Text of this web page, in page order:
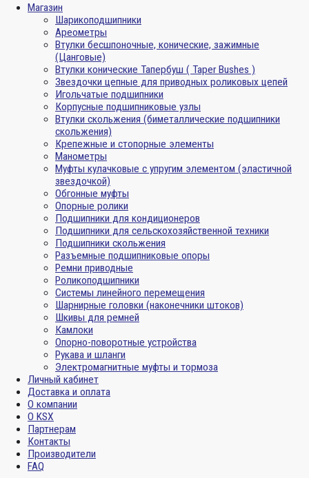
Магазин
Шарикоподшипники
Ареометры
Втулки бесшпоночные, конические, зажимные
(Цанговые)
Втулки конические Тапербуш ( Taper Bushes )
Звездочки цепные для приводных роликовых цепей
Игольчатые подшипники
Корпусные подшипниковые узлы
Втулки скольжения (биметаллические подшипники
скольжения)
Крепежные и стопорные элементы
Манометры
Муфты кулачковые с упругим элементом (эластичной
звездочкой)
Обгонные муфты
Опорные ролики
Подшипники для кондиционеров
Подшипники для сельскохозяйственной техники
Подшипники скольжения
Разъемные подшипниковые опоры
Ремни приводные
Роликоподшипники
Системы линейного перемещения
Шарнирные головки (наконечники штоков)
Шкивы для ремней
Камлоки
Опорно-поворотные устройства
Рукава и шланги
Электромагнитные муфты и тормоза
Личный кабинет
Доставка и оплата
О компании
О KSX
Партнерам
Контакты
Производители
FAQ